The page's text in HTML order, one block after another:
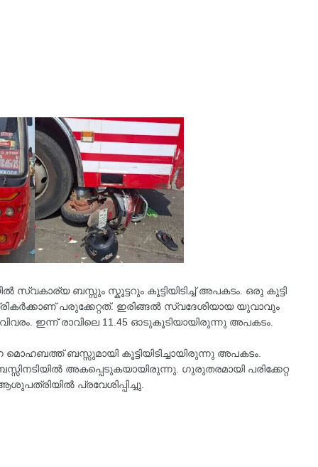
സ്വകാര്യ ബസ്സും സ്കൂട്ടറും കൂട്ടിയിടിച്ച് അപകടം. ഒരു കുട്ടി
പരുക്കേറ്റത്. ഇരിങ്ങൽ സ്വദേശിയായ യുവാവും
ഇന്ന് രാവിലെ 11.45 ഓടുകൂടിയായിരുന്നു അപകടം.
ബസ്സുമായി കൂട്ടിയിടിച്ചായിരുന്നു അപകടം.
അകപ്പെടുകയായിരുന്നു. ഗുരുതരമായി പരിക്കേറ്റ
പ്രവേശിപ്പിച്ചു.